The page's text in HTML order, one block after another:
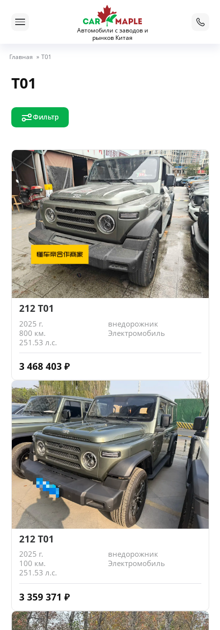
Автомобили с заводов и
рынков Китая
Главная » T01
T01
Фильтр
212 T01
2025 г.
внедорожник
800 км.
Электромобиль
251.53 л.с.
3 468 403 ₽
212 T01
2025 г.
внедорожник
100 км.
Электромобиль
251.53 л.с.
3 359 371 ₽